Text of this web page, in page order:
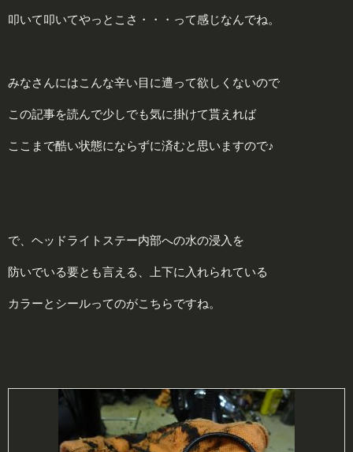
叩いて叩いてやっとこさ・・・って感じなんでね。
みなさんにはこんな辛い目に遭って欲しくないので
この記事を読んで少しでも気に掛けて貰えれば
ここまで酷い状態にならずに済むと思いますので♪
で、ヘッドライトステー内部への水の浸入を
防いでいる要とも言える、上下に入れられている
カラーとシールってのがこちらですね。